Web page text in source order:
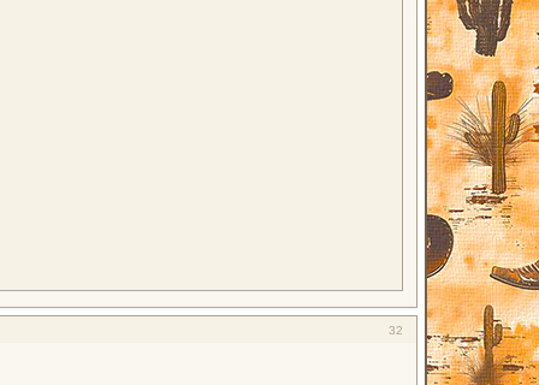
32